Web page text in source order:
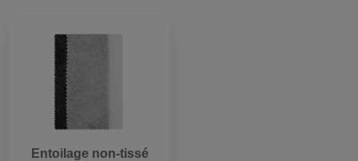
Entoilage non-tissé